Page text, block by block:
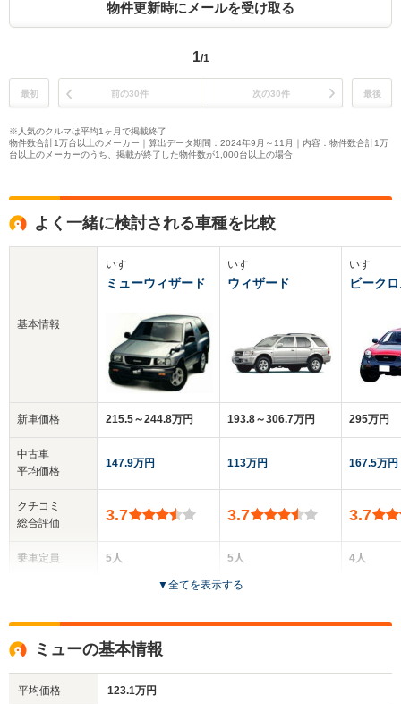
物件更新時にメールを受け取る
1/1
最初 前の30件 次の30件 最後
※人気のクルマは平均1ヶ月で掲載終了
物件数合計1万台以上のメーカー｜算出データ期間：2024年9月～11月｜内容：物件数合計1万
台以上のメーカーのうち、掲載が終了した物件数が1,000台以上の場合
よく一緒に検討される車種を比較
基本情報
新車価格
中古車
平均価格
クチコミ
総合評価
乗車定員
いすゞ
ミューウィザード
215.5～244.8万円
147.9万円
3.7
5人
全高
1.75m
いすゞ
ウィザード
193.8～306.7万円
113万円
3.7
5人
5ドア
いすゞ
ビーク
295万円
167.5万円
3.7
4人
▼全てを表示する
ミューの基本情報
平均価格 123.1万円